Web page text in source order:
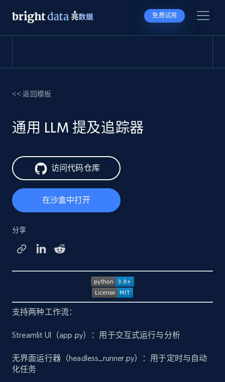
免费试用
<< 返回模板
通用 LLM 提及追踪器
访问代码仓库
在沙盒中打开
分享
支持两种工作流：
Streamlit UI（app.py）：用于交互式运行与分析
无界面运行器（headless_runner.py）：用于定时与自动
化任务